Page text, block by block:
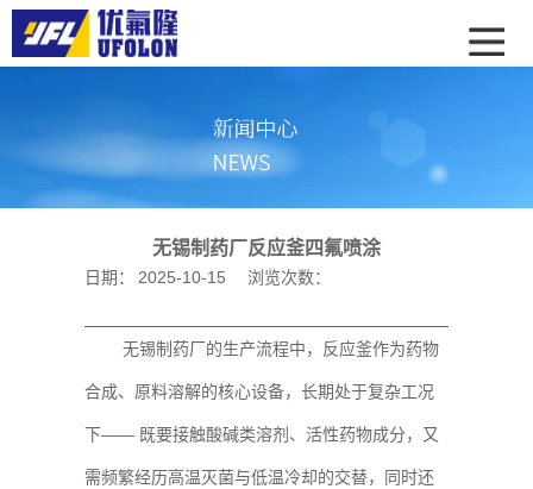
无锡制药厂反应釜四氟喷涂
日期： 2025-10-15 浏览次数：
无锡制药厂的生产流程中，反应釜作为药物
合成、原料溶解的核心设备，长期处于复杂工况
下—— 既要接触酸碱类溶剂、活性药物成分，又
需频繁经历高温灭菌与低温冷却的交替，同时还